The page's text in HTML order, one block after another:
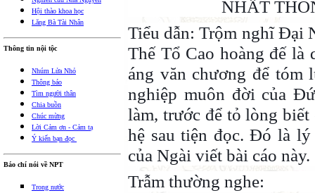
Hội thào khoa học
Lăng Bà Tài Nhân
Thông tin nội tộc
Nhúm Lửa Nhỏ
Thông báo
Tìm người thân
Chia buồn
Chúc mừng
Lời Cảm ơn - Cảm tạ
Ý kiến bạn đọc
Báo chí nói về NPT
Trong nước
NHẤT
Tiểu dẫn: Trộm nghĩ Đại
Thế Tổ Cao hoàng đế là
áng văn chương để tóm
nghiệp muôn đời của
làm, trước để tỏ lòng
hệ sau tiện đọc. Đó là
của Ngài viết bài cáo này.
Trẫm thường nghe: